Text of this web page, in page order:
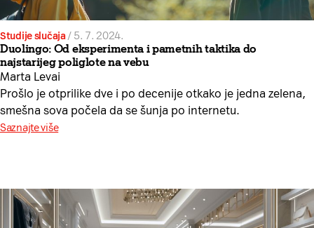
Studije slučaja/ 5. 7. 2024.
Duolingo: Od eksperimenta i pametnih taktika do
najstarijeg poliglote na vebu
Marta Levai
Prošlo je otprilike dve i po decenije otkako je jedna zelena,
smešna sova počela da se šunja po internetu.
Saznajte više